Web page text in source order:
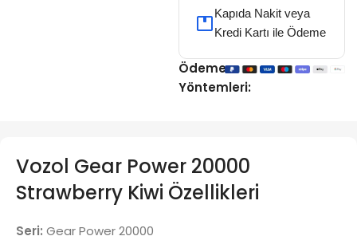
Kapıda Nakit veya
Kredi Kartı ile Ödeme
Ödeme
Yöntemleri:
Vozol Gear Power 20000
Strawberry Kiwi Özellikleri
Seri: Gear Power 20000